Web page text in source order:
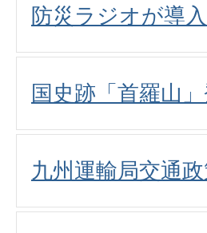
防災ラジオが導
国史跡「首羅山
九州運輸局交通